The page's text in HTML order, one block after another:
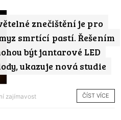
znečištění je pro
smrtící pastí. Řešením
být jantarové LED
ukazuje nová studie
zajímavost ČÍST VÍCE